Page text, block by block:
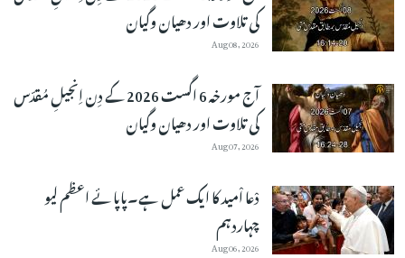
کی تلاوت اور دھیان وگیان
Aug 08, 2026
آج مورخہ 6 اگست 2026 کے دِن اِنجیلِ مُقدّس
کی تلاوت اور دھیان وگیان
Aug 07, 2026
دْعا اْمید کا ایک عمل ہے۔پاپائے اعظم لیو
چہاردہم
Aug 06, 2026